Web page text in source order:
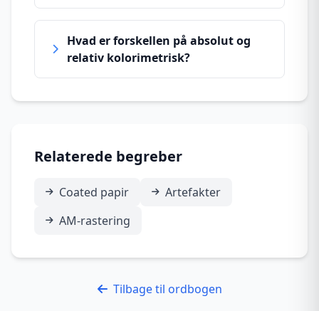
Hvad er forskellen på absolut og
relativ kolorimetrisk?
Relaterede begreber
Coated papir
Artefakter
AM-rastering
Tilbage til ordbogen